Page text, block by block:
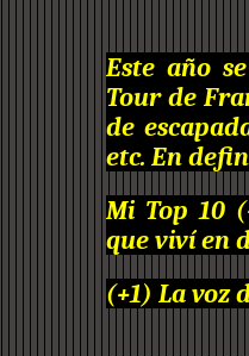
Este año
Tour de
de
etc. En
Mi Top 10
que viví en
(+1) La voz